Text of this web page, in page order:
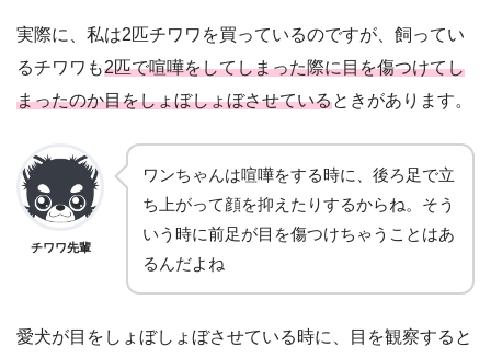
実際に、私は2匹チワワを買っているのですが、飼ってい
るチワワも2匹で喧嘩をしてしまった際に目を傷つけてし
まったのか目をしょぼしょぼさせているときがあります。
チワワ先輩
ワンちゃんは喧嘩をする時に、後ろ足で立
ち上がって顔を抑えたりするからね。そう
いう時に前足が目を傷つけちゃうことはあ
るんだよね
愛犬が目をしょぼしょぼさせている時に、目を観察すると